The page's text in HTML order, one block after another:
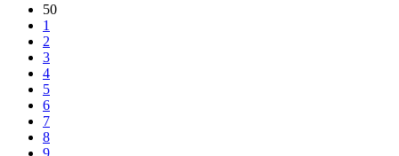
50
1
2
3
4
5
6
7
8
9